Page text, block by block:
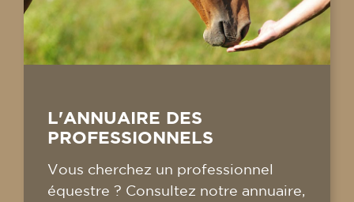
L'ANNUAIRE DES
PROFESSIONNELS
Vous cherchez un professionnel
équestre ? Consultez notre annuaire,